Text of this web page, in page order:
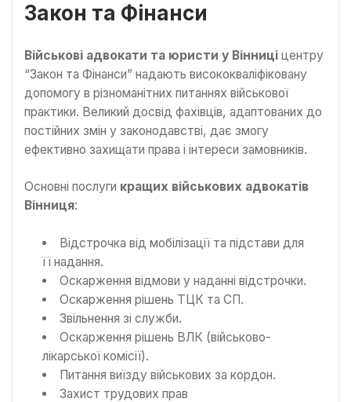
Закон та Фінанси
Військові адвокати та юристи у Вінниці центру
“Закон та Фінанси” надають висококваліфіковану
допомогу в різноманітних питаннях військової
практики. Великий досвід фахівців, адаптованих до
постійних змін у законодавстві, дає змогу
ефективно захищати права і інтереси замовників.
Основні послуги кращих військових адвокатів
Вінниця:
Відстрочка від мобілізації та підстави для
її надання.
Оскарження відмови у наданні відстрочки.
Оскарження рішень ТЦК та СП.
Звільнення зі служби.
Оскарження рішень ВЛК (військово-
лікарської комісії).
Питання виїзду військових за кордон.
Захист трудових прав